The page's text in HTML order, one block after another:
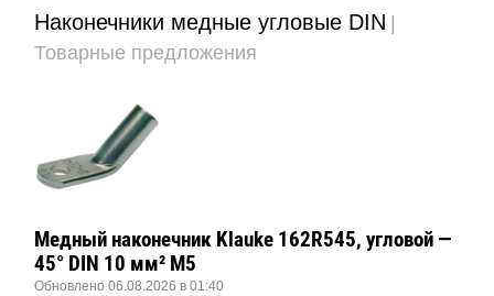
Наконечники медные угловые DIN
Товарные предложения
Медный наконечник Klauke 162R545, угловой —
45° DIN 10 мм² М5
Обновлено 06.08.2026 в 01:40